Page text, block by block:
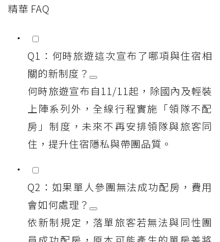
精華 FAQ
Q1：何時旅遊這次宣布了哪項與住宿相
關的新制度？
何時旅遊宣布自11/11起，除國內及輕裝
上陣系列外，全線行程實施「領隊不配
房」制度，未來不再安排領隊與旅客同
住，提升住宿隱私與帶團品質。
Q2：如果單人參團無法成功配房，費用
會如何處理？
依新制規定，落單旅客若無法與同性團